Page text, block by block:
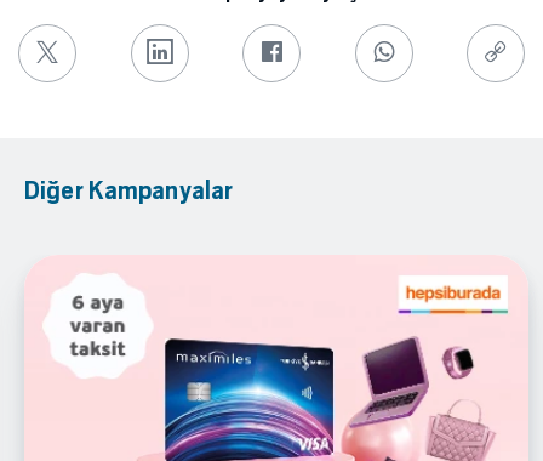
Diğer Kampanyalar